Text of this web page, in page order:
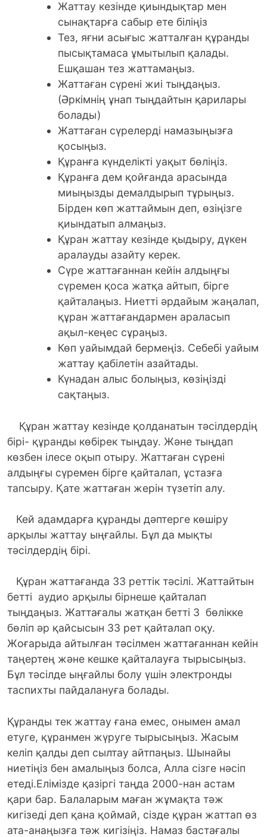
Жаттау кезінде қиындықтар мен
сынақтарға сабыр ете біліңіз
Тез, яғни асығыс жатталған құранды
пысықтамаса ұмытылып қалады.
Ешқашан тез жаттамаңыз.
Жаттаған сүрені жиі тыңдаңыз.
(Әркімнің ұнап тыңдайтын қарилары
болады)
Жаттаған сүрелерді намазыңызға
қосыңыз.
Құранға күнделікті уақыт бөліңіз.
Құранға дем қойғанда арасында
миыңызды демалдырып тұрыңыз.
Бірден көп жаттаймын деп, өзіңізге
қиындатып алмаңыз.
Құран жаттау кезінде қыдыру, дүкен
аралауды азайту керек.
Сүре жаттағаннан кейін алдыңғы
сүремен қоса жатқа айтып, бірге
қайталаңыз. Ниетті әрдайым жаңалап,
құран жаттағандармен араласып
ақыл-кеңес сұраңыз.
Көп уайымдай бермеңіз. Себебі уайым
жаттау қабілетін азайтады.
Күнадан алыс болыңыз, көзіңізді
сақтаңыз.
Құран жаттау кезінде қолданатын тәсілдердің
бірі- құранды көбірек тыңдау. Және тыңдап
көзбен ілесе оқып отыру. Жаттаған сүрені
алдыңғы сүремен бірге қайталап, ұстазға
тапсыру. Қате жаттаған жерін түзетіп алу.
Кей адамдарға құранды дәптерге көшіру
арқылы жаттау ыңғайлы. Бұл да мықты
тәсілдердің бірі.
Құран жаттағанда 33 реттік тәсілі. Жаттайтын
бетті аудио арқылы бірнеше қайталап
тыңдаңыз. Жаттағалы жатқан бетті 3 бөлікке
бөліп әр қайсысын 33 рет қайталап оқу.
Жоғарыда айтылған тәсілмен жаттағаннан кейін
таңертең және кешке қайталауға тырысыңыз.
Бұл тәсілде ыңғайлы болу үшін электронды
таспихты пайдалануға болады.
Құранды тек жаттау ғана емес, онымен амал
етуге, құранмен жүруге тырысыңыз. Жасым
келіп қалды деп сылтау айтпаңыз. Шынайы
ниетіңіз бен амалыңыз болса, Алла сізге нәсіп
етеді.Елімізде қазіргі таңда 2000-нан астам
қари бар. Балаларым маған жұмақта тәж
кигізеді деп қана қоймай, сізде құран жаттап өз
ата-анаңызға тәж кигізіңіз. Намаз бастағалы